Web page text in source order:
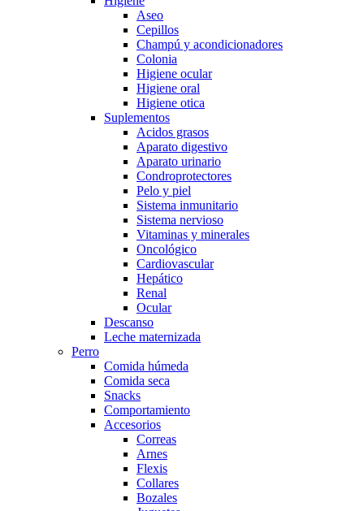
Aseo
Cepillos
Champú y acondicionadores
Colonia
Higiene ocular
Higiene oral
Higiene otica
Suplementos
Acidos grasos
Aparato digestivo
Aparato urinario
Condroprotectores
Pelo y piel
Sistema inmunitario
Sistema nervioso
Vitaminas y minerales
Oncológico
Cardiovascular
Hepático
Renal
Ocular
Descanso
Leche maternizada
Perro
Comida húmeda
Comida seca
Snacks
Comportamiento
Accesorios
Correas
Arnes
Flexis
Collares
Bozales